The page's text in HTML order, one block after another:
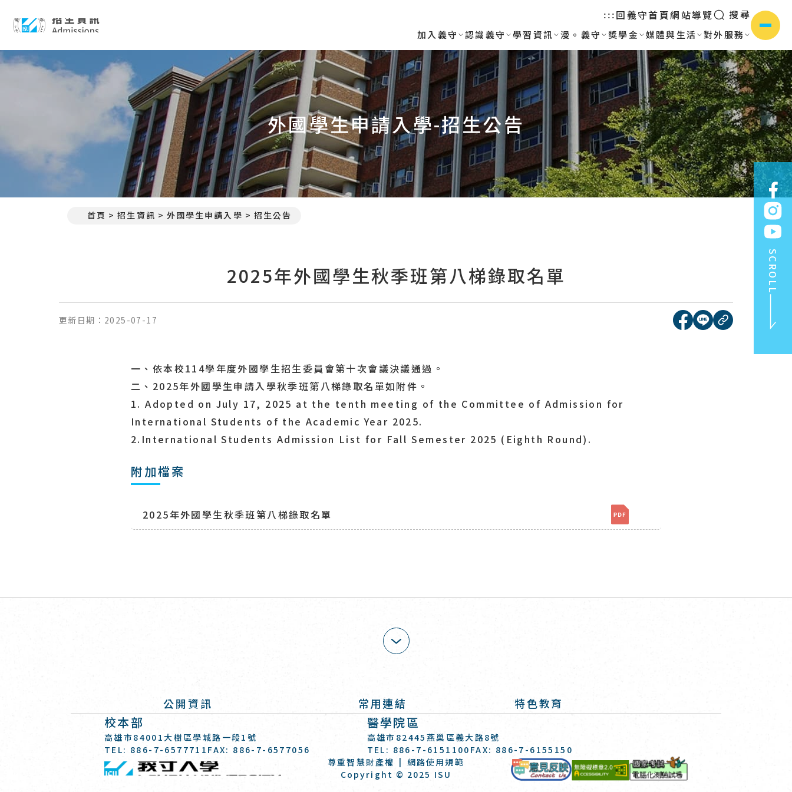
::: 回義守首頁網站導覽 搜尋
加入義守 認識義守 學習資訊 漫。義守 獎學金 媒體與生活 對外服務
側選單
SCROLL
外國學生申請入學-招生公告
首頁 招生資訊 外國學生申請入學 招生公告
2025年外國學生秋季班第八梯錄取名單
更新日期： 2025-07-17 [另開新視窗]分享到
[另開新視窗]分享
複製連結
一、依本校114學年度外國學生招生委員會第十次會議決議通過。
二、2025年外國學生申請入學秋季班第八梯錄取名單如附件。
1. Adopted on July 17, 2025 at the tenth meeting of the Committee of Admission for
International Students of the Academic Year 2025.
2.International Students Admission List for Fall Semester 2025 (Eighth Round).
附加檔案
2025年外國學生秋季班第八梯錄取名單
展開
公開資訊 常用連結 特色教育
:::
校本部
高雄市84001大樹區學城路一段1號
TEL: 886-7-6577711 FAX: 886-7-6577056
醫學院區
高雄市82445燕巢區義大路8號
TEL: 886-7-6151100 FAX: 886-7-6155150
義守大學 I-SHOU UNIVERSITY
尊重智慧財產權
網路使用規範
Copyright © 2025 ISU
意見反映 國家考試-電腦化測驗專